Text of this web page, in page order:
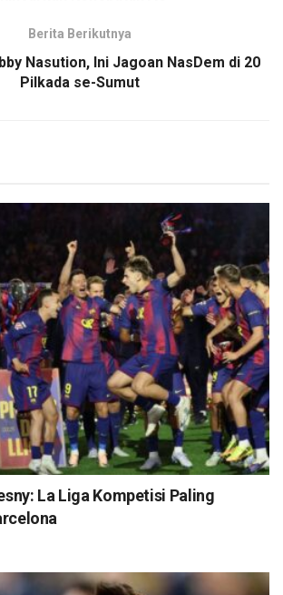
Berita Berikutnya
Nasution, Ini Jagoan NasDem di 20
Pilkada se-Sumut
La Liga Kompetisi Paling